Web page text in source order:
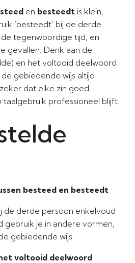
en besteedt is klein,
‘besteedt’ bij de derde
tegenwoordige tijd, en
gevallen. Denk aan de
en het voltooid deelwoord
gebiedende wijs altijd
dat elke zin goed
taalgebruik professioneel blijft.
besteed en besteedt
de derde persoon enkelvoud
gebruik je in andere vormen,
gebiedende wijs.
voltooid deelwoord